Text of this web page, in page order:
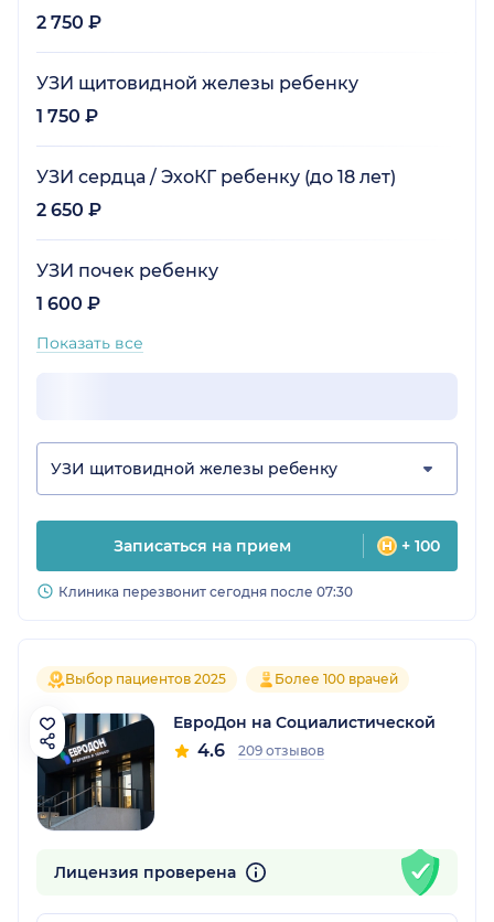
2 750 ₽
УЗИ щитовидной железы ребенку
1 750 ₽
УЗИ сердца / ЭхоКГ ребенку (до 18 лет)
2 650 ₽
УЗИ почек ребенку
1 600 ₽
Показать все
УЗИ щитовидной железы ребенку
Записаться на прием + 100
Клиника перезвонит сегодня после 07:30
Выбор пациентов 2025 Более 100 врачей
ЕвроДон на Социалистической
4.6 209 отзывов
Лицензия проверена